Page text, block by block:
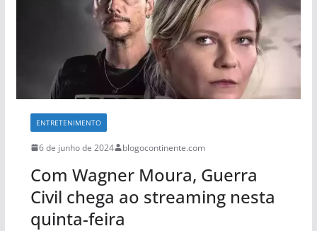
ENTRETENIMENTO
6 de junho de 2024 blogocontinente.com
Com Wagner Moura, Guerra
Civil chega ao streaming nesta
quinta-feira